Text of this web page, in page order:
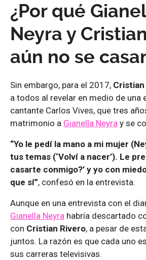
¿Por qué
Neyra y
aún no se
Sin embargo, para el 2017,
a todos al revelar en medio de una
cantante Carlos Vives, que tres
matrimonio a Gianella Neyra y se
“Yo le pedí la mano a mi mujer
tus temas (‘Volví a nacer’). Le
casarte conmigo?’ y yo con
que sí”, confesó en la entrevista.
Aunque en una entrevista con el
Gianella Neyra habría descartado
con Cristian Rivero, a pesar de
juntos. La razón es que cada uno
sus carreras televisivas.